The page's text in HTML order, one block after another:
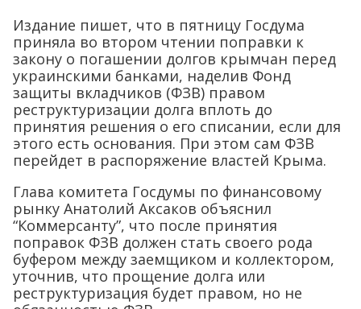
Издание пишет, что в пятницу Госдума
приняла во втором чтении поправки к
закону о погашении долгов крымчан перед
украинскими банками, наделив Фонд
защиты вкладчиков (ФЗВ) правом
реструктуризации долга вплоть до
принятия решения о его списании, если для
этого есть основания. При этом сам ФЗВ
перейдет в распоряжение властей Крыма.
Глава комитета Госдумы по финансовому
рынку Анатолий Аксаков объяснил
“Коммерсанту”, что после принятия
поправок ФЗВ должен стать своего рода
буфером между заемщиком и коллектором,
уточнив, что прощение долга или
реструктуризация будет правом, но не